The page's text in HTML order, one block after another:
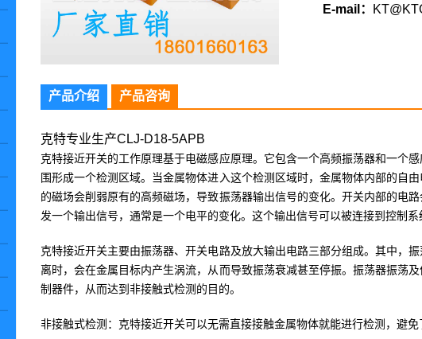
E-mail：
产品介绍 产品咨询
克特专业生产CLJ-D18-5APB
克特接近开关的工作原理基于电磁感应原理。它包含一个高频振荡器和一个
围形成一个检测区域。当金属物体进入这个检测区域时，金属物体内部的自
的磁场会削弱原有的高频磁场，导致振荡器输出信号的变化。开关内部的电
发一个输出信号，通常是一个电平的变化。这个输出信号可以被连接到控制系
克特接近开关主要由振荡器、开关电路及放大输出电路三部分组成。其中，
离时，会在金属目标内产生涡流，从而导致振荡衰减甚至停振。振荡器振荡
制器件，从而达到非接触式检测的目的。
非接触式检测：克特接近开关可以无需直接接触金属物体就能进行检测，避免